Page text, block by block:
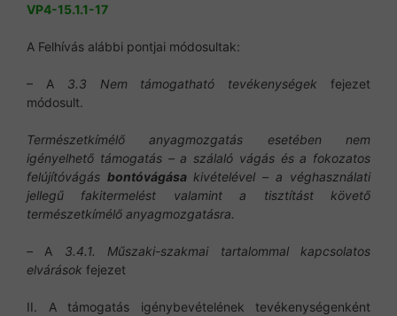
VP4-15.1.1-17
A Felhívás alábbi pontjai módosultak:
– A 3.3 Nem támogatható tevékenységekfejezet
módosult.
Természetkímélő anyagmozgatás esetében nem
igényelhető támogatás – a szálaló vágás és a fokozatos
felújítóvágás bontóvágása kivételével – a véghasználati
jellegű fakitermelést valamint a tisztítást követő
természetkímélő anyagmozgatásra.
– A 3.4.1. Műszaki-szakmai tartalommal kapcsolatos
elvárások fejezet
II. A támogatás igénybevételének tevékenységenként